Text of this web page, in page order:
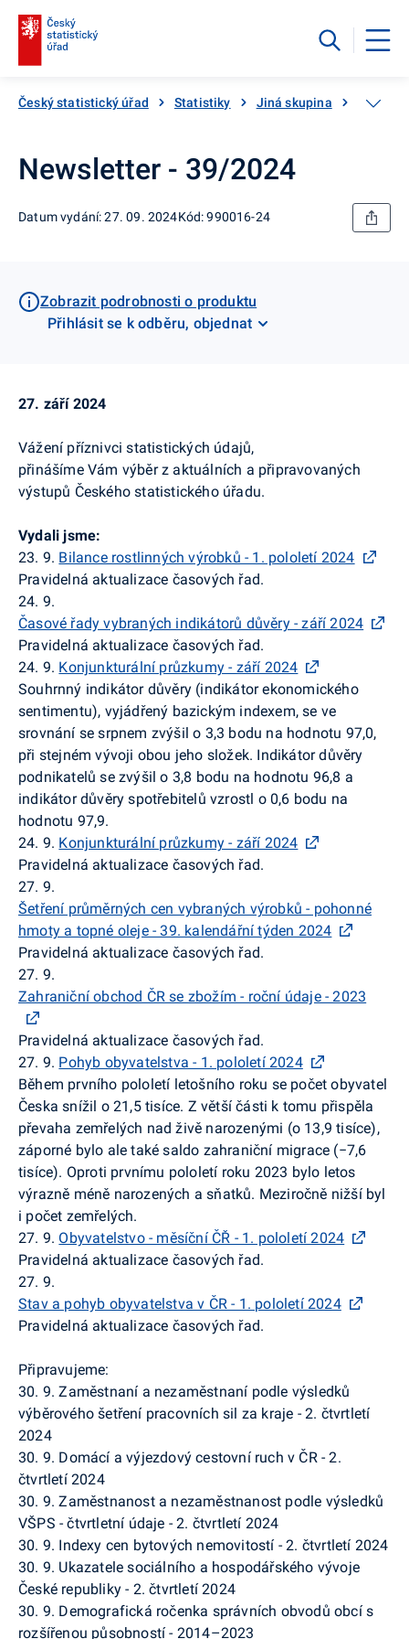
Český statistický úřad Statistiky Jiná skupina
Newsletter - 39/2024
Datum vydání: 27. 09. 2024Kód: 990016-24
Zobrazit podrobnosti o produktu
Přihlásit se k odběru, objednat
27. září 2024
Vážení příznivci statistických údajů,
přinášíme Vám výběr z aktuálních a připravovaných
výstupů Českého statistického úřadu.
Vydali jsme:
23. 9. Bilance rostlinných výrobků - 1. pololetí 2024
Pravidelná aktualizace časových řad.
24. 9.
Časové řady vybraných indikátorů důvěry - září 2024
Pravidelná aktualizace časových řad.
24. 9. Konjunkturální průzkumy - září 2024
Souhrnný indikátor důvěry (indikátor ekonomického
sentimentu), vyjádřený bazickým indexem, se ve
srovnání se srpnem zvýšil o 3,3 bodu na hodnotu 97,0,
při stejném vývoji obou jeho složek. Indikátor důvěry
podnikatelů se zvýšil o 3,8 bodu na hodnotu 96,8 a
indikátor důvěry spotřebitelů vzrostl o 0,6 bodu na
hodnotu 97,9.
24. 9. Konjunkturální průzkumy - září 2024
Pravidelná aktualizace časových řad.
27. 9.
Šetření průměrných cen vybraných výrobků - pohonné
hmoty a topné oleje - 39. kalendářní týden 2024
Pravidelná aktualizace časových řad.
27. 9.
Zahraniční obchod ČR se zbožím - roční údaje - 2023
Pravidelná aktualizace časových řad.
27. 9. Pohyb obyvatelstva - 1. pololetí 2024
Během prvního pololetí letošního roku se počet obyvatel
Česka snížil o 21,5 tisíce. Z větší části k tomu přispěla
převaha zemřelých nad živě narozenými (o 13,9 tisíce),
záporné bylo ale také saldo zahraniční migrace (−7,6
tisíce). Oproti prvnímu pololetí roku 2023 bylo letos
výrazně méně narozených a sňatků. Meziročně nižší byl
i počet zemřelých.
27. 9. Obyvatelstvo - měsíční ČŘ - 1. pololetí 2024
Pravidelná aktualizace časových řad.
27. 9.
Stav a pohyb obyvatelstva v ČR - 1. pololetí 2024
Pravidelná aktualizace časových řad.
Připravujeme:
30. 9. Zaměstnaní a nezaměstnaní podle výsledků
výběrového šetření pracovních sil za kraje - 2. čtvrtletí
2024
30. 9. Domácí a výjezdový cestovní ruch v ČR - 2.
čtvrtletí 2024
30. 9. Zaměstnanost a nezaměstnanost podle výsledků
VŠPS - čtvrtletní údaje - 2. čtvrtletí 2024
30. 9. Indexy cen bytových nemovitostí - 2. čtvrtletí 2024
30. 9. Ukazatele sociálního a hospodářského vývoje
České republiky - 2. čtvrtletí 2024
30. 9. Demografická ročenka správních obvodů obcí s
rozšířenou působností - 2014–2023